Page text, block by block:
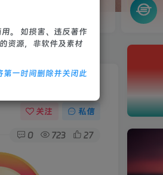
关注 私信
0 723 27
。 如损害、违反著作
资源，非软件及素材
第一时间删除并关闭此